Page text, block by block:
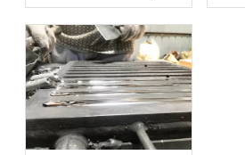
alambre de soldadura:
soldadura XF